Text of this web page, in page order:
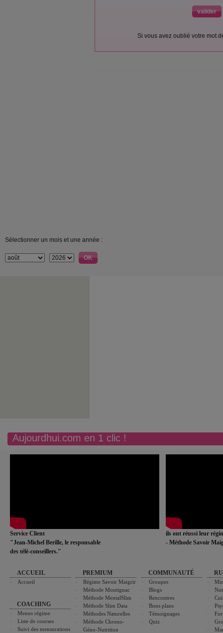
Si vous avez oublié votre mot
Sélectionner un mois et une année :
Aujourdhui.com en 1 clic !
Service Client
"Jean-Michel Berille, le responsable
des télé-conseillers."
ils ont réussi leur
- Méthode Savoir
ACCUEIL
Accueil
COACHING
Menus régime
Liste de courses
Suivi des mensurations
PREMIUM
Régime Savoir Maigrir
Méthode Montignac
Méthode MentalSlim
Méthode Slim Data
Méthodes Naturelles
Méthode Chrono-
Géno-Nutrition
COMMUNAUTÉ
Groupes
Blogs
Rencontres
Bons plans
Témoignages
Quiz